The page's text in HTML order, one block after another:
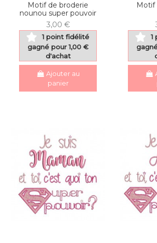
Motif de broderie
nounou super pouvoir
3,00 €
1 point fidélité
gagné pour 1,00 €
d'achat
Ajouter au
panier
Motif
1